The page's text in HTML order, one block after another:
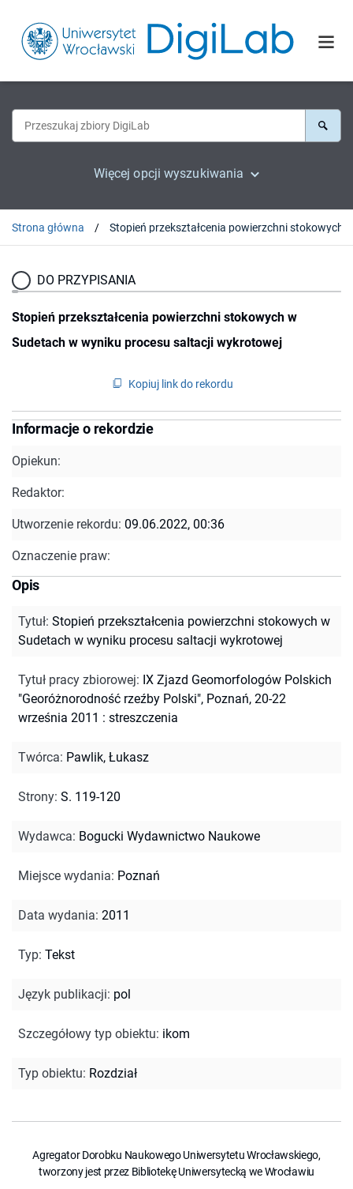
Więcej opcji wyszukiwania
Strona główna
DO PRZYPISANIA
Stopień przekształcenia powierzchni stokowych w
Sudetach w wyniku procesu saltacji wykrotowej
Kopiuj link do rekordu
Informacje o rekordzie
Opiekun:
Redaktor:
Utworzenie rekordu: 09.06.2022, 00:36
Oznaczenie praw:
Opis
Tytuł: Stopień przekształcenia powierzchni stokowych w
Sudetach w wyniku procesu saltacji wykrotowej
Tytuł pracy zbiorowej: IX Zjazd Geomorfologów Polskich
"Georóżnorodność rzeźby Polski", Poznań, 20-22
września 2011 : streszczenia
Twórca: Pawlik, Łukasz
Strony: S. 119-120
Wydawca: Bogucki Wydawnictwo Naukowe
Miejsce wydania: Poznań
Data wydania: 2011
Typ: Tekst
Język publikacji: pol
Szczegółowy typ obiektu: ikom
Typ obiektu: Rozdział
Agregator Dorobku Naukowego Uniwersytetu Wrocławskiego,
tworzony jest przez Bibliotekę Uniwersytecką we Wrocławiu